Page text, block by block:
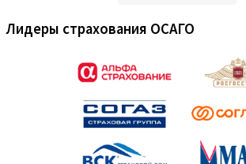
Лидеры страхования ОСАГО